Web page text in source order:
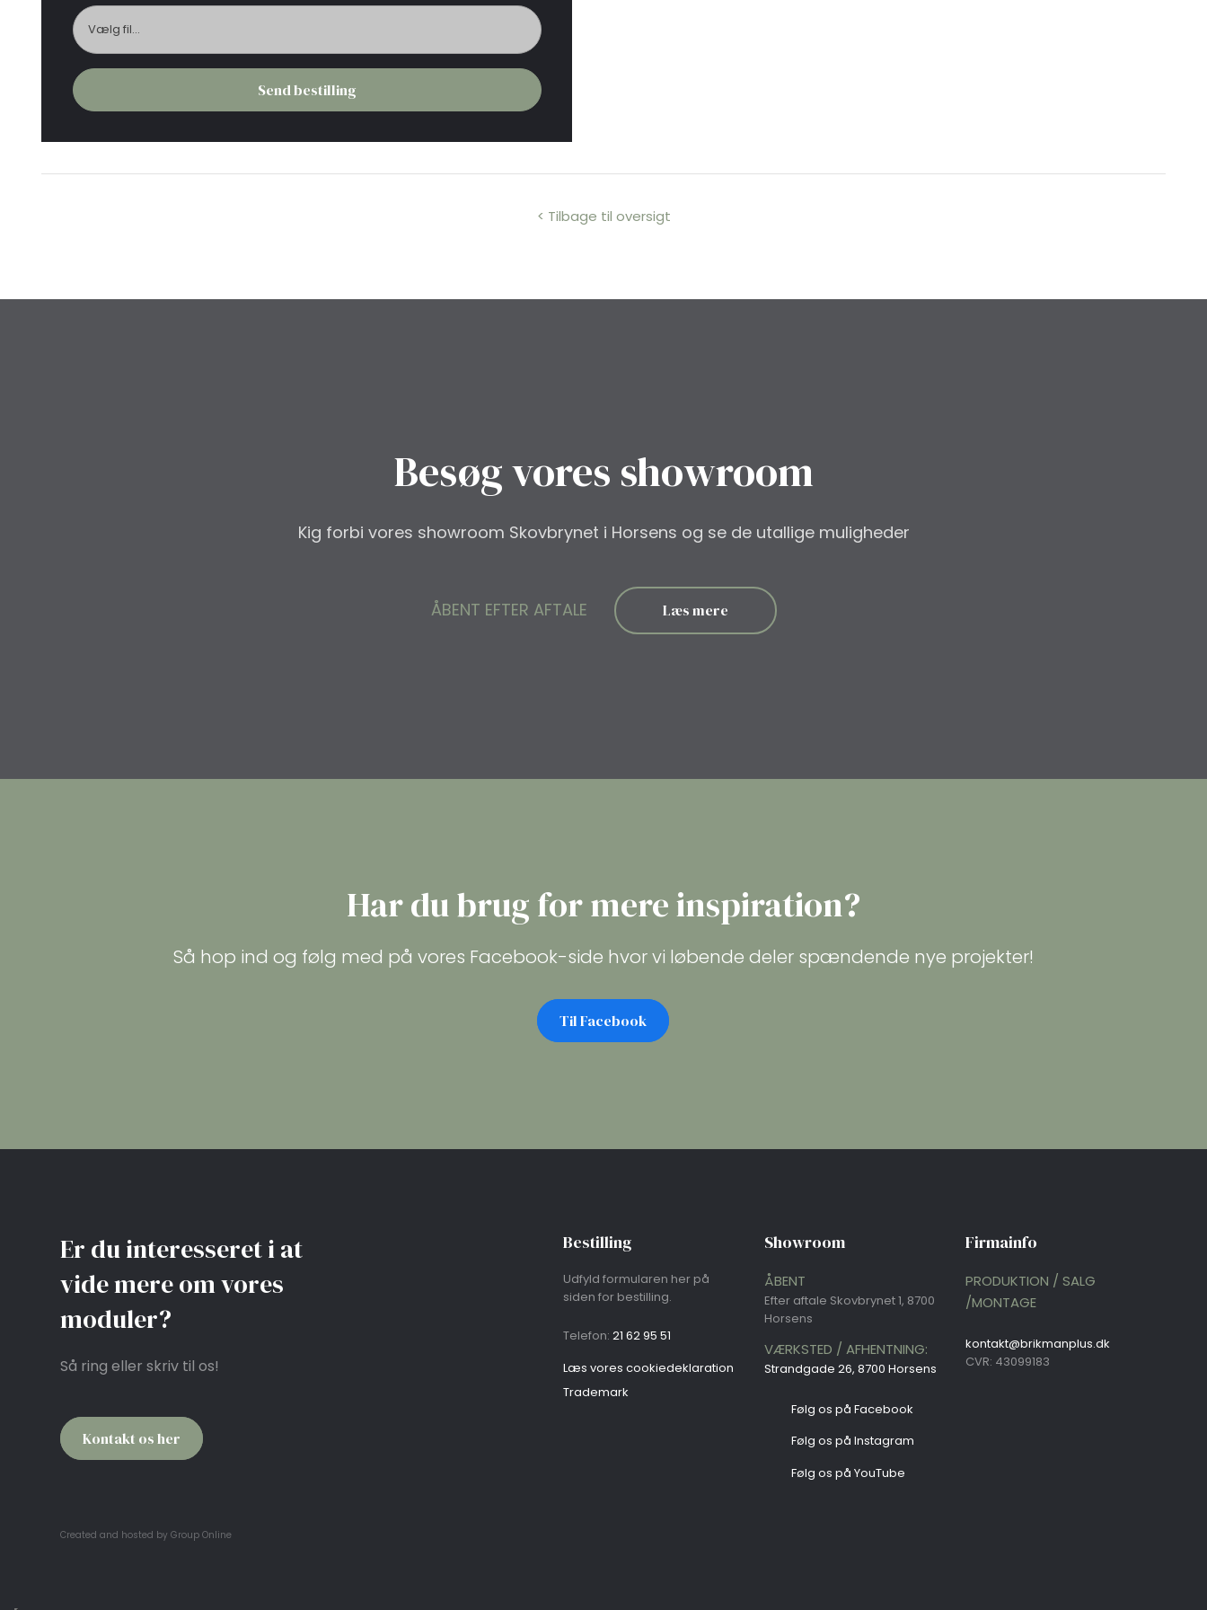
< Tilbage til oversigt
Besøg vores showroom
Kig forbi vores showroom Skovbrynet i Horsens og se de utallige muligheder
ÅBENT EFTER AFTALE Læs mere
Har du brug for mere inspiration?
Så hop ind og følg med på vores Facebook-side hvor vi løbende deler spændende nye projekter!
Til Facebook​
Er du interesseret i at
vide mere om vores
moduler?
Så ring eller skriv til os!
Kontakt os her​
Bestilling
Udfyld formularen her på
siden for bestilling.
Telefon: 21 62 95 51​
Læs vores cookie​deklaration
​Trademark
Showroom
ÅBENT
Efter aftale Skovbrynet 1, 8700
Horsens
VÆRKSTED / AFHENTNING:
Strandgade 26, 8700 Horsens​
​Følg os på Facebook
​Følg os på Instagram
​Følg os på YouTube
Firmainfo​
PRODUKTION / SALG
/MONTAGE
kontakt@brikmanplus.dk
CVR: 43099183
Created and hosted by Group Online